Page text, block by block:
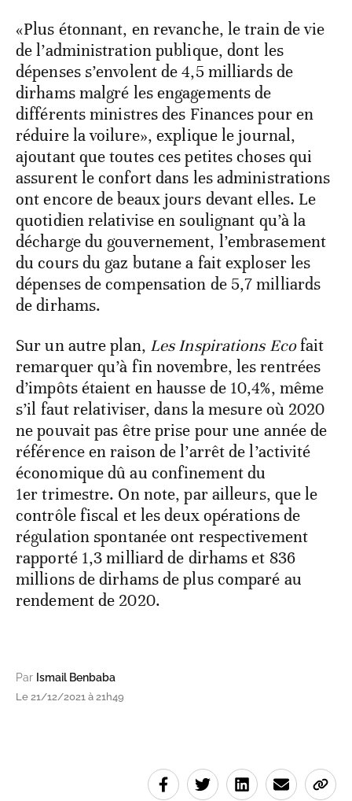
«Plus étonnant, en revanche, le train de vie
de l’administration publique, dont les
dépenses s’envolent de 4,5 milliards de
dirhams malgré les engagements de
différents ministres des Finances pour en
réduire la voilure», explique le journal,
ajoutant que toutes ces petites choses qui
assurent le confort dans les administrations
ont encore de beaux jours devant elles. Le
quotidien relativise en soulignant qu’à la
décharge du gouvernement, l’embrasement
du cours du gaz butane a fait exploser les
dépenses de compensation de 5,7 milliards
de dirhams.
Sur un autre plan, Les Inspirations Ecofait
remarquer qu’à fin novembre, les rentrées
d’impôts étaient en hausse de 10,4%, même
s’il faut relativiser, dans la mesure où 2020
ne pouvait pas être prise pour une année de
référence en raison de l’arrêt de l’activité
économique dû au confinement du
1er trimestre. On note, par ailleurs, que le
contrôle fiscal et les deux opérations de
régulation spontanée ont respectivement
rapporté 1,3 milliard de dirhams et 836
millions de dirhams de plus comparé au
rendement de 2020.
Par Ismail Benbaba
Le 21/12/2021 à 21h49